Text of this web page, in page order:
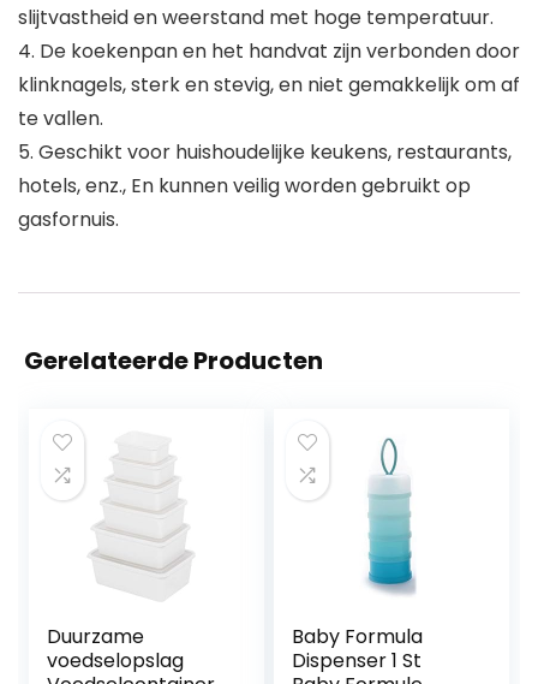
slijtvastheid en weerstand met hoge temperatuur.
4. De koekenpan en het handvat zijn verbonden door
klinknagels, sterk en stevig, en niet gemakkelijk om af
te vallen.
5. Geschikt voor huishoudelijke keukens, restaurants,
hotels, enz., En kunnen veilig worden gebruikt op
gasfornuis.
Gerelateerde Producten
Duurzame
voedselopslag
Baby Formula
Dispenser 1 St